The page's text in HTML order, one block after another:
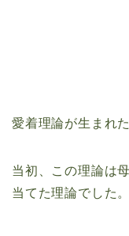
愛着理論が生まれ
当初、この理論は
当てた理論でした。